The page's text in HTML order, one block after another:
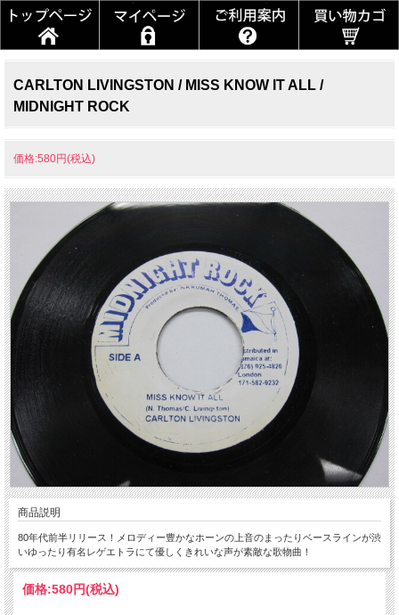
CARLTON LIVINGSTON / MISS KNOW IT ALL /
MIDNIGHT ROCK
価格:580円(税込)
商品説明
80年代前半リリース！メロディー豊かなホーンの上音のまったりベースラインが渋
いゆったり有名レゲエトラにて優しくきれいな声が素敵な歌物曲！
価格:580円(税込)